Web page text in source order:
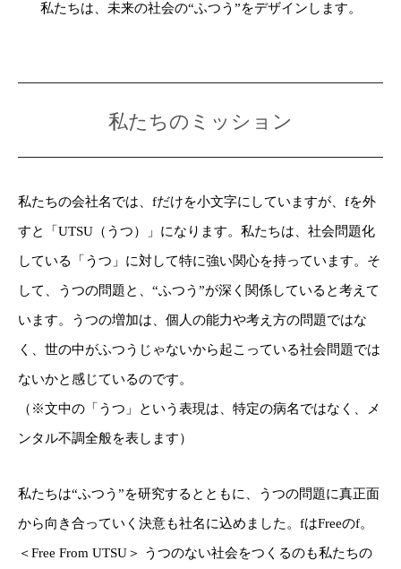
私たちは、未来の社会の“ふつう”をデザインします。
私たちのミッション
私たちの会社名では、fだけを小文字にしていますが、fを外
すと「UTSU（うつ）」になります。私たちは、社会問題化
している「うつ」に対して特に強い関心を持っています。そ
して、うつの問題と、“ふつう”が深く関係していると考えて
います。うつの増加は、個人の能力や考え方の問題ではな
く、世の中がふつうじゃないから起こっている社会問題では
ないかと感じているのです。
（※文中の「うつ」という表現は、特定の病名ではなく、メ
ンタル不調全般を表します）
私たちは“ふつう”を研究するとともに、うつの問題に真正面
から向き合っていく決意も社名に込めました。fはFreeのf。
＜Free From UTSU＞ うつのない社会をつくるのも私たちの